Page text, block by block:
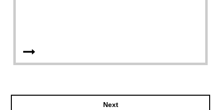
Next